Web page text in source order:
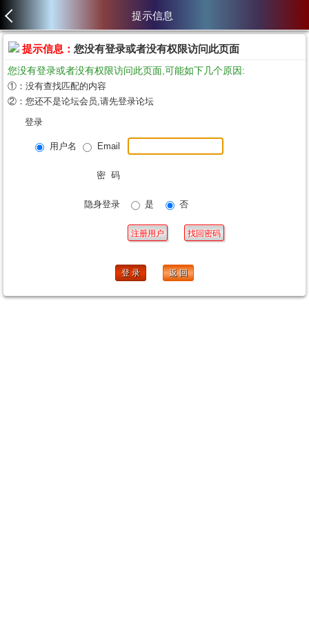
提示信息
提示信息： 您没有登录或者没有权限访问此页面
您没有登录或者没有权限访问此页面,可能如下几个原因:
①：没有查找匹配的内容
②：您还不是论坛会员,请先登录论坛
登录
用户名 Email
密 码
隐身登录 是 否